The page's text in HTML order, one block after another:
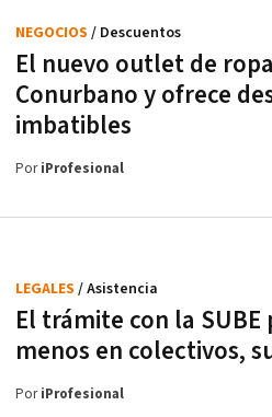
El nuevo outlet de
Conurbano y ofrece
imbatibles
NEGOCIOS / Descuentos
PoriProfesional
El trámite con la SUBE
menos en colectivos,
LEGALES / Asistencia
PoriProfesional